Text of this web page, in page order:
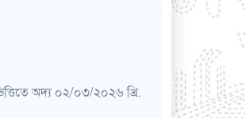
অদ্য ০২/০৩/২০২৬ খ্রি.